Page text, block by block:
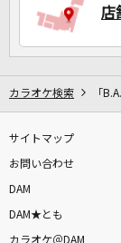
店
カラオケ検索 「
サイトマップ
お問い合わせ
DAM
DAM★とも
カラオケ＠DAM